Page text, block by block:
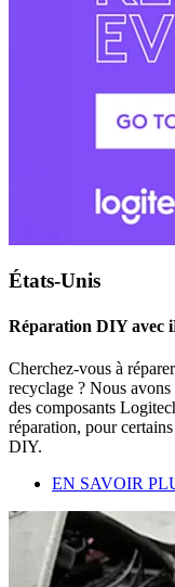
États-Unis
Réparation DIY avec
Cherchez-vous à
recyclage ? Nous
des composants
réparation, pour
DIY.
EN SAVOIR